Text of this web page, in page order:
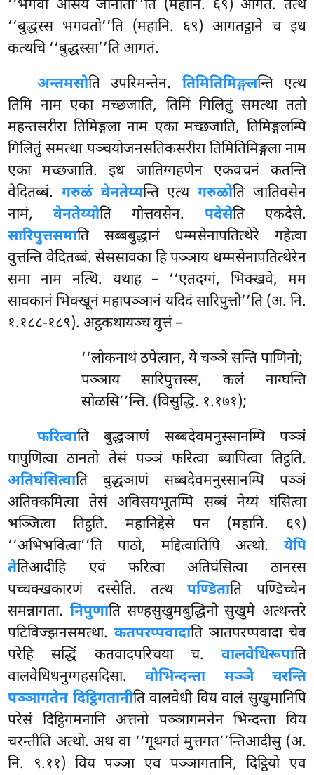
‘‘भगवा आसयं जानाती’’ति (महानि. ६९) आगतं. तत्थ
‘‘बुद्धस्स भगवतो’’ति (महानि. ६९) आगतट्ठाने च इध
कत्थचि ‘‘बुद्धस्सा’’ति आगतं.
अन्तमसोतिउपरिमन्तेन. तिमितिमिङ्गलन्ति एत्थ
तिमि नाम एका मच्छजाति, तिमिं गिलितुं समत्था ततो
महन्तसरीरा तिमिङ्गला नाम एका मच्छजाति, तिमिङ्गलम्पि
गिलितुं समत्था पञ्चयोजनसतिकसरीरा तिमितिमिङ्गला नाम
एका मच्छजाति. इध जातिग्गहणेन एकवचनं कतन्ति
वेदितब्बं. गरुळं वेनतेय्यन्ति एत्थगरुळोति जातिवसेन
नामं,वेनतेय्योति गोत्तवसेन. पदेसेति एकदेसे.
सारिपुत्तसमाति सब्बबुद्धानं धम्मसेनापतित्थेरे गहेत्वा
वुत्तन्ति वेदितब्बं. सेससावका हि पञ्ञाय धम्मसेनापतित्थेरेन
समा नाम नत्थि. यथाह – ‘‘एतदग्गं, भिक्खवे, मम
सावकानं भिक्खूनं महापञ्ञानं यदिदं सारिपुत्तो’’ति (अ. नि.
१.१८८-१८९). अट्ठकथायञ्च वुत्तं –
‘‘लोकनाथं ठपेत्वान, ये चञ्ञे सन्ति पाणिनो;
पञ्ञाय सारिपुत्तस्स, कलं नाग्घन्ति
सोळसि’’न्ति. (विसुद्धि. १.१७१);
फरित्वाति बुद्धञाणं सब्बदेवमनुस्सानम्पि पञ्ञं
पापुणित्वा ठानतो तेसं पञ्ञं फरित्वा ब्यापित्वा तिट्ठति.
अतिघंसित्वाति बुद्धञाणं सब्बदेवमनुस्सानम्पि पञ्ञं
अतिक्कमित्वा तेसं अविसयभूतम्पि सब्बं नेय्यं घंसित्वा
भञ्जित्वा तिट्ठति. महानिद्देसे पन (महानि. ६९)
‘‘अभिभवित्वा’’ति पाठो, मद्दित्वातिपि अत्थो. येपि
तेतिआदीहि एवं फरित्वा अतिघंसित्वा ठानस्स
पच्चक्खकारणं दस्सेति. तत्थपण्डिताति पण्डिच्चेन
समन्नागता. निपुणाति सण्हसुखुमबुद्धिनो सुखुमे अत्थन्तरे
पटिविज्झनसमत्था.कतपरप्पवादाति ञातपरप्पवादा चेव
परेहि सद्धिं कतवादपरिचया च. वालवेधिरूपाति
वालवेधिधनुग्गहसदिसा.वोभिन्दन्ता मञ्ञे चरन्ति
पञ्ञागतेन दिट्ठिगतानीतिवालवेधी विय वालं सुखुमानिपि
परेसं दिट्ठिगमनानि अत्तनो पञ्ञागमनेन भिन्दन्ता विय
चरन्तीति अत्थो. अथ वा ‘‘गूथगतं मुत्तगत’’न्तिआदीसु (अ.
नि. ९.११) विय पञ्ञा एव पञ्ञागतानि, दिट्ठियो एव